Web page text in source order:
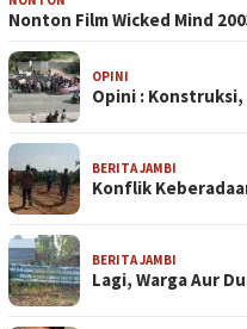
Nonton Film Wicked Mind
OPINI
Opini :
BERITA JAMBI
Konflik
BERITA JAMBI
Lagi, Warga Aur